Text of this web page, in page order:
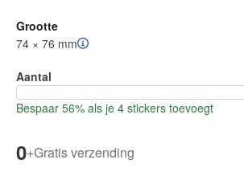
Grootte
74 × 76 mm
Aantal
Bespaar 56% als je 4 stickers toevoegt
0+Gratis verzending